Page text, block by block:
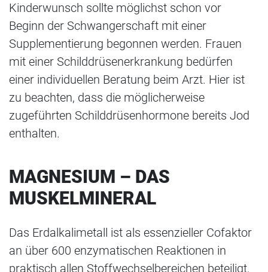
Kinderwunsch sollte möglichst schon vor
Beginn der Schwangerschaft mit einer
Supplementierung begonnen werden. Frauen
mit einer Schilddrüsenerkrankung bedürfen
einer individuellen Beratung beim Arzt. Hier ist
zu beachten, dass die möglicherweise
zugeführten Schilddrüsenhormone bereits Jod
enthalten.
MAGNESIUM – DAS
MUSKELMINERAL
Das Erdalkalimetall ist als essenzieller Cofaktor
an über 600 enzymatischen Reaktionen in
praktisch allen Stoffwechselbereichen beteiligt.